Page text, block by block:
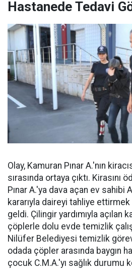
Hastanede Tedavi
Olay, Kamuran Pınar A.'nın
sırasında ortaya çıktı. Kirasını
Pınar A.'ya dava açan ev sahibi
kararıyla daireyi tahliye
geldi. Çilingir yardımıyla açılan
çöplerle dolu evde temizlik
Nilüfer Belediyesi temizlik
odada çöpler arasında baygın
çocuk C.M.A.'yı sağlık durumu